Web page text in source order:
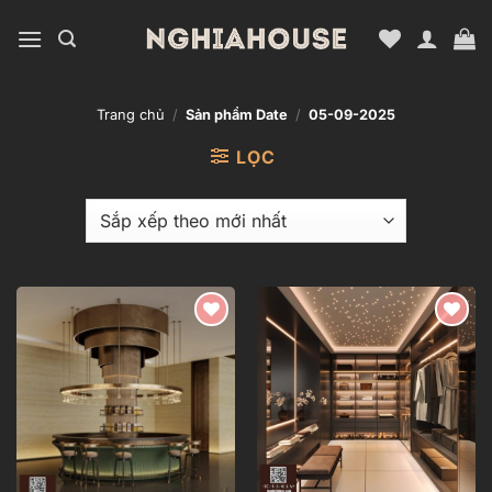
qua
Trang chủ / Sản phẩm Date / 05-09-2025
LỌC
wishlist
Add to
wishlist